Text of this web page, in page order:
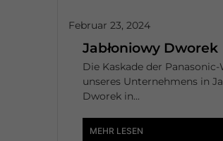
Jabłoniowy Dworek
Die Kaskade der
unseres Unternehmens in
Dworek in...
MEHR LESEN
Februar 23, 2024